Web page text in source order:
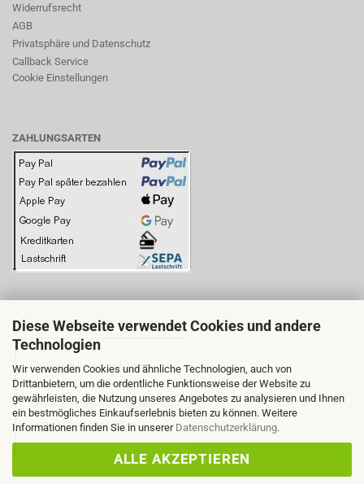
Diese Webseite verwendet Cookies und andere
Technologien
Wir verwenden Cookies und ähnliche Technologien, auch von
Drittanbietern, um die ordentliche Funktionsweise der Website zu
gewährleisten, die Nutzung unseres Angebotes zu analysieren und Ihnen
ein bestmögliches Einkaufserlebnis bieten zu können. Weitere
Informationen finden Sie in unserer Datenschutzerklärung.
ALLE AKZEPTIEREN
Widerrufsrecht
AGB
Privatsphäre und Datenschutz
Callback Service
Cookie Einstellungen
ZAHLUNGSARTEN
BITTE BEACHTEN SIE: